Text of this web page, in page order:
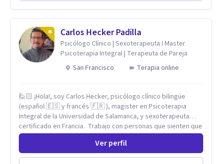
Carlos Hecker Padilla
Psicólogo Clínico | Sexoterapeuta I Master
Psicoterapia Integral | Terapeuta de Pareja
San Francisco
Terapia online
🙋🏻 ¡Hola!, soy Carlos Hecker, psicólogo clínico bilingüe
(español 🇪🇸 y francés 🇫🇷 ), magister en Psicoterapia
Integral de la Universidad de Salamanca, y sexoterapeuta
certificado en Francia. Trabajo con personas que sienten que
algo en su vida dejó de calzar: ansiedad que se desborda,
tristeza que no se va, duelos que se alargan, relaciones que
repiten el mismo patrón o preguntas en torno a la sexualidad
Ver perfil